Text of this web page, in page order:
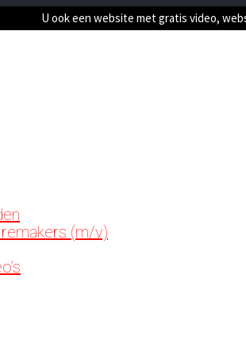
U ook een website met gratis video,
(m/v)